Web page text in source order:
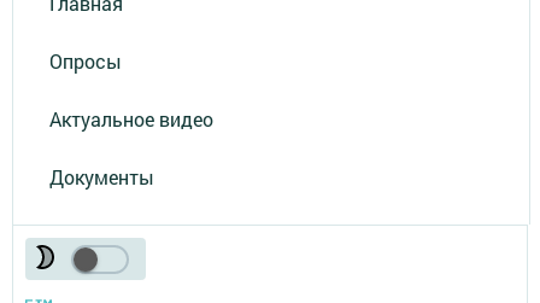
Опросы
Актуальное видео
Документы